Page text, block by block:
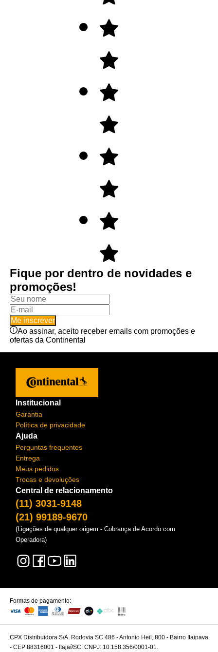
Fique por dentro de novidades e
promoções!
Me inscrever
Ao assinar, aceito receber emails com promoções e
ofertas da Continental
Institucional
Garantia
Política de privacidade
Ajuda
Perguntas frequentes
Entrega
Meus pedidos
Trocas e devoluções
Central de relacionamento
(11) 3031-9148
(21) 99189-9670
(Ligações de qualquer origem - Cobrança de Acordo com
Operadora)
Formas de pagamento:
CPX Distribuidora S/A. Rodovia SC 486 - Antonio Heil, 800 - Bairro Itaipava
- CEP 88316001 - Itajaí/SC. CNPJ: 10.158.356/0001-01.